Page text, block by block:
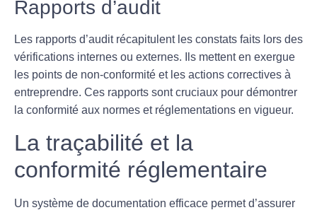
Rapports d’audit
Les rapports d’auditrécapitulent les constats faits lors des
vérifications internes ou externes. Ils mettent en exergue
les points de non-conformité et les actions correctives à
entreprendre. Ces rapports sont cruciaux pour démontrer
la conformité aux normes et réglementations en vigueur.
La traçabilité et la
conformité réglementaire
Un système de documentation efficace permet d’assurer